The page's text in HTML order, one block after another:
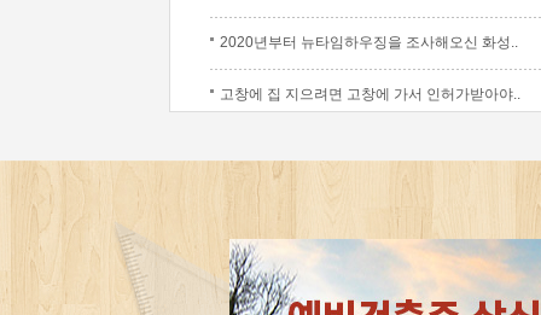
2020년부터 뉴타임하우징을 조사해오신 화성..
고창에 집 지으려면 고창에 가서 인허가받아야..